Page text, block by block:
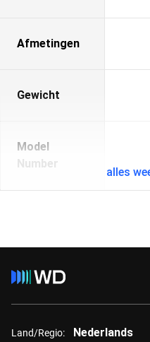
Afmetingen
Gewicht
Model
Number
alles
Land/Regio: Nederlands